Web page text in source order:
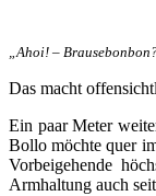
„Ahoi! –
Das macht
Ein paar Meter
Bollo möchte quer
Vorbeigehende
Armhaltung auch